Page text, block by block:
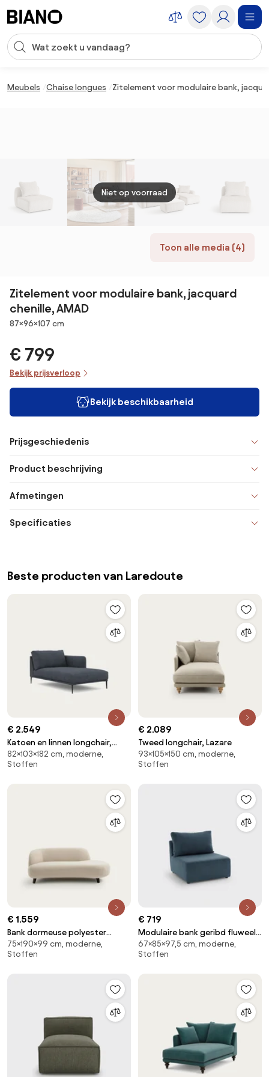
Zoekopdracht invoeren
Meubels Chaise longues Zitelement voor modulaire bank,
Toon alle media (4)
Niet op voorraad
Zitelement voor modulaire bank, jacquard
chenille, AMAD
Afmetingen
87×96×107 cm
€ 799
Bekijk prijsverloop
Bekijk beschikbaarheid
Prijsgeschiedenis
Product beschrijving
Afmetingen
Specificaties
Beste producten van Laredoute
€ 2.549
Katoen en linnen longchair,
Oscar, ontwerp Emmanuel
Gallina
82×103×182 cm, moderne,
Stoffen
€ 2.089
Tweed longchair, Lazare
93×105×150 cm, moderne,
Stoffen
€ 1.559
Bank dormeuse polyester
bouclé effect, Rosebury
75×190×99 cm, moderne,
Stoffen
€ 719
Modulaire bank geribd fluweel,
Monica
67×85×97,5 cm, moderne,
Stoffen